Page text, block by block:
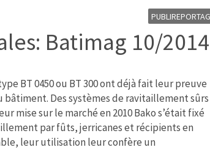
Batimag 10/2014
BT 0450 ou BT 300 ont déjà fait leur preuve
Des systèmes de ravitaillement sûrs
mise sur le marché en 2010 Bako s’était fixé
par fûts, jerricanes et récipients en
leur utilisation leur confère un